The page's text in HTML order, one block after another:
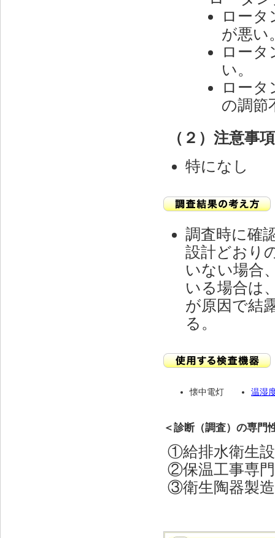
ロータ
が悪い
ロータ
い。
ロータ
の調節
（２）注意事
特になし
調査時に確
設計どおり
いない場合
いる場合は
が原因で結
る。
懐中電灯 温湿
＜診断（調査）の専門
①給排水衛生
②保温工事専
③衛生陶器製